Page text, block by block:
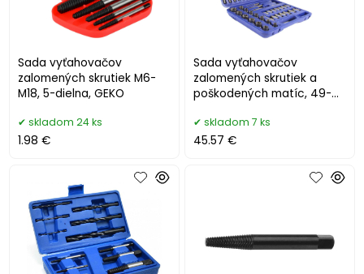
Sada vyťahovačov
zalomených skrutiek M6-
M18, 5-dielna, GEKO
skladom 24 ks
1.98 €
Sada vyťahovačov
zalomených skrutiek a
poškodených matíc, 49-
skladom 7 ks
45.57 €